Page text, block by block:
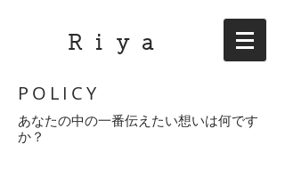
R i y a
POLICY
あなたの中の一番伝えたい想いは何です
か？